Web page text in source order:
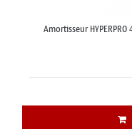
Amortisseur